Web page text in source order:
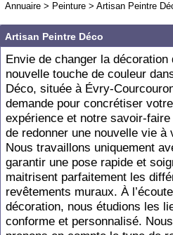
Annuaire > Peinture > Artisan Peintre
Artisan Peintre Déco
Envie de changer la décoration
nouvelle touche de couleur
Déco, située à Évry-
demande pour concrétiser
expérience et notre savoir-
de redonner une nouvelle vie à
Nous travaillons uniquement
garantir une pose rapide et
maitrisent parfaitement les
revêtements muraux. À
décoration, nous étudions les
conforme et personnalisé.